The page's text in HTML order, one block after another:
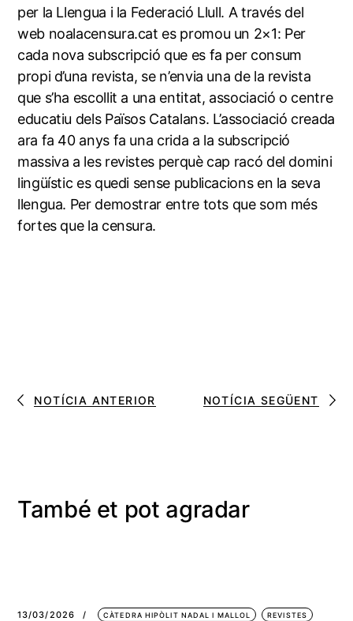
per la Llengua i la Federació Llull. A través del
web noalacensura.cat es promou un 2×1: Per
cada nova subscripció que es fa per consum
propi d’una revista, se n’envia una de la revista
que s’ha escollit a una entitat, associació o centre
educatiu dels Països Catalans. L’associació creada
ara fa 40 anys fa una crida a la subscripció
massiva a les revistes perquè cap racó del domini
lingüístic es quedi sense publicacions en la seva
llengua. Per demostrar entre tots que som més
fortes que la censura.
NOTÍCIA ANTERIOR NOTÍCIA SEGÜENT
També et pot agradar
13/03/2026 CÀTEDRA HIPÒLIT NADAL I MALLOL REVISTES